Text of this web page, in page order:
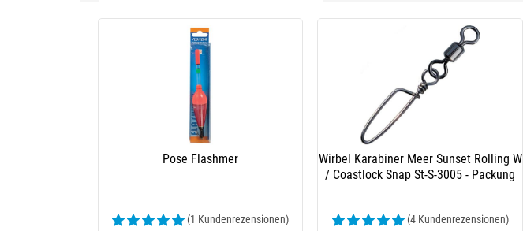
Pose Flashmer
(1 Kundenrezensionen)
Wirbel Karabiner Meer Sunset Rolling W
/ Coastlock Snap St-S-3005 - Packung
(4 Kundenrezensionen)